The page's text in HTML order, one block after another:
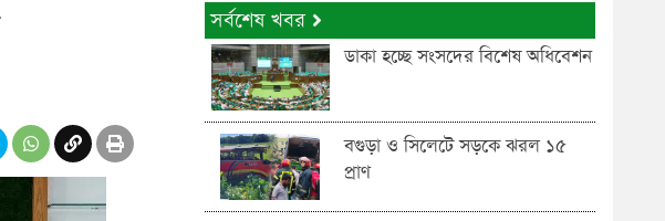
সর্বশেষ খবর
ডাকা হচ্ছে সংসদের বিশেষ অধিবেশন
বগুড়া ও সিলেটে সড়কে ঝরল ১৫
প্রাণ